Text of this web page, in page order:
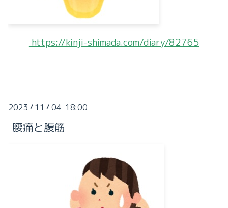
https://kinji-shimada.com/diary/82765
2023 / 11 / 04 18:00
腰痛と腹筋